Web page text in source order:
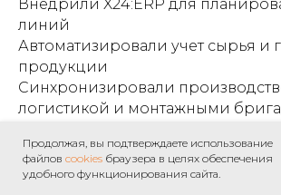
Внедрили X24:ERP для
линий
Автоматизировали учет сырья и
продукции
Синхронизировали
логистикой и монтажными
Интегрировали систему с
клиентов
Связаться
с нами
Продолжая, вы подтверждаете использование
файлов cookies браузера в целях обеспечения
удобного функционирования сайта.